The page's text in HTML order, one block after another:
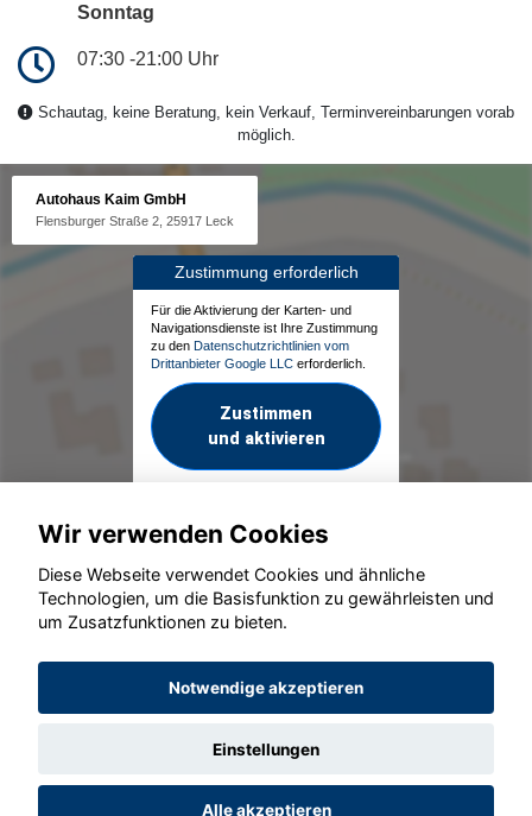
Sonntag
07:30 -21:00 Uhr
Schautag, keine Beratung, kein Verkauf, Terminvereinbarungen vorab
möglich.
Autohaus Kaim GmbH
Flensburger Straße 2, 25917 Leck
Zustimmung erforderlich
Für die Aktivierung der Karten- und
Navigationsdienste ist Ihre Zustimmung
zu den Datenschutzrichtlinien vom
Drittanbieter Google LLC erforderlich.
Zustimmen
und aktivieren
© konjunkturmotor.de GmbH 2020 - 2026
Wir verwenden Cookies
Diese Webseite verwendet Cookies und ähnliche
Technologien, um die Basisfunktion zu gewährleisten und
um Zusatzfunktionen zu bieten.
Notwendige akzeptieren
Einstellungen
Alle akzeptieren